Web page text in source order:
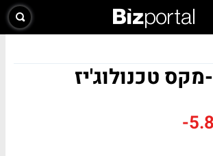
מקס טכנולוג'יז
-